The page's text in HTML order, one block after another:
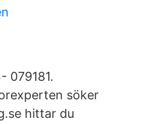
079181.
söker
hittar du